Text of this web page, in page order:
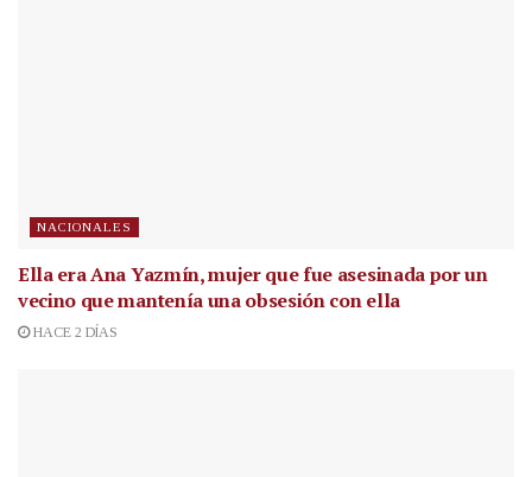
NACIONALES
Ella era Ana Yazmín, mujer que fue asesinada por un
vecino que mantenía una obsesión con ella
HACE 2 DÍAS